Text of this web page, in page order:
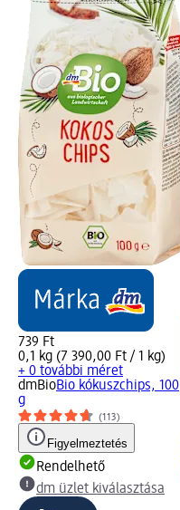
739 Ft
0,1 kg (7 390,00 Ft / 1 kg)
+ 0 további méret
dmBioBio kókuszchips, 100
g
(113)
Figyelmeztetés
Rendelhető
dm üzlet kiválasztása